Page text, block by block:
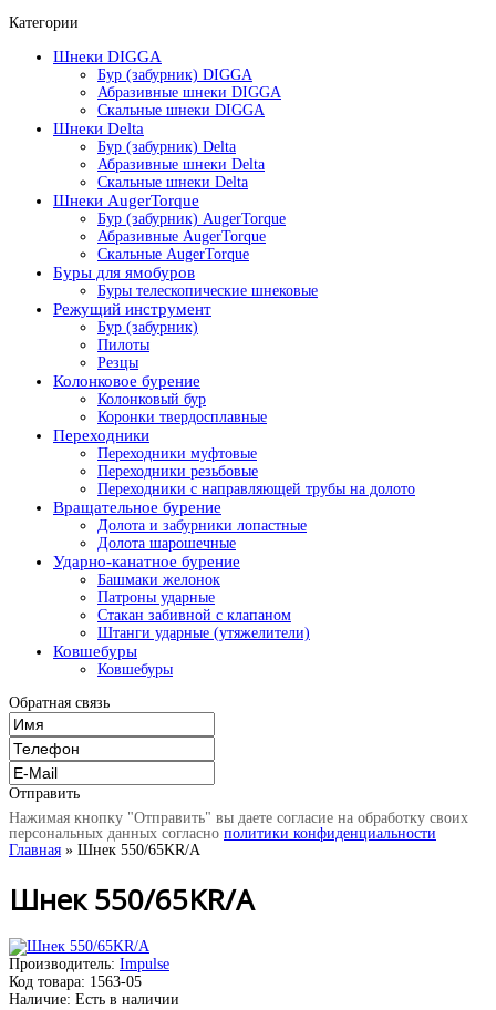
Категории
Шнеки DIGGA
Бур (забурник) DIGGA
Абразивные шнеки DIGGA
Скальные шнеки DIGGA
Шнеки Delta
Бур (забурник) Delta
Абразивные шнеки Delta
Скальные шнеки Delta
Шнеки AugerTorque
Бур (забурник) AugerTorque
Абразивные AugerTorque
Скальные AugerTorque
Буры для ямобуров
Буры телескопические шнековые
Режущий инструмент
Бур (забурник)
Пилоты
Резцы
Колонковое бурение
Колонковый бур
Коронки твердосплавные
Переходники
Переходники муфтовые
Переходники резьбовые
Переходники с направляющей трубы на долото
Вращательное бурение
Долота и забурники лопастные
Долота шарошечные
Ударно-канатное бурение
Башмаки желонок
Патроны ударные
Стакан забивной с клапаном
Штанги ударные (утяжелители)
Ковшебуры
Ковшебуры
Обратная связь
Отправить
Нажимая кнопку "Отправить" вы даете согласие на обработку своих
персональных данных согласно политики конфиденциальности
Главная » Шнек 550/65KR/A
Шнек 550/65KR/A
Производитель: Impulse
Код товара: 1563-05
Наличие: Есть в наличии